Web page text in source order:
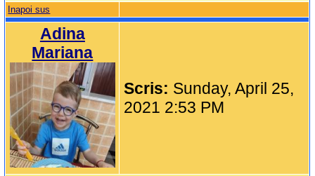
Inapoi sus
Adina
Mariana
Scris: Sunday, April 25,
2021 2:53 PM